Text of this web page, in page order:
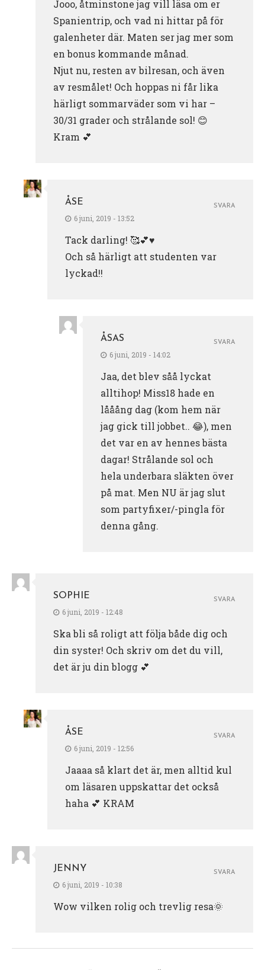
Jooo, åtminstone jag vill läsa om er
Spanientrip, och vad ni hittar på för
galenheter där. Maten ser jag mer som
en bonus kommande månad.
Njut nu, resten av bilresan, och även
av resmålet! Och hoppas ni får lika
härligt sommarväder som vi har –
30/31 grader och strålande sol! 😊
Kram 💕
ÅSE
6 juni, 2019 - 13:52
Tack darling! 🥰💕♥️
Och så härligt att studenten var
lyckad!!
SVARA
ÅSAS
6 juni, 2019 - 14:02
Jaa, det blev såå lyckat
alltihop! Miss18 hade en
lååång dag (kom hem när
jag gick till jobbet.. 😂), men
det var en av hennes bästa
dagar! Strålande sol och
hela underbara släkten över
på mat. Men NU är jag slut
som partyfixer/-pingla för
denna gång.
SVARA
SOPHIE
6 juni, 2019 - 12:48
Ska bli så roligt att följa både dig och
din syster! Och skriv om det du vill,
det är ju din blogg 💕
SVARA
ÅSE
6 juni, 2019 - 12:56
Jaaaa så klart det är, men alltid kul
om läsaren uppskattar det också
haha 💕 KRAM
SVARA
JENNY
6 juni, 2019 - 10:38
Wow vilken rolig och trevlig resa🌞
SVARA